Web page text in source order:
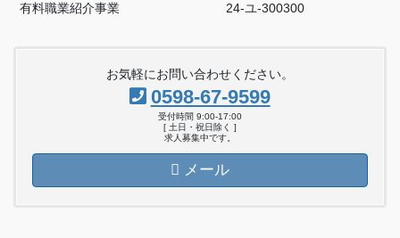
有料職業紹介事業 24-ユ-300300
お気軽にお問い合わせください。
0598-67-9599
受付時間 9:00-17:00
[ 土日・祝日除く ]
求人募集中です。
メール